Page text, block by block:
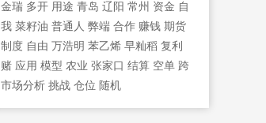
金瑞 多开 用途 青岛 辽阳 常州 资金 自
我 菜籽油 普通人 弊端 合作 赚钱 期货
制度 自由 万浩明 苯乙烯 早籼稻 复利
赌 应用 模型 农业 张家口 结算 空单 跨
市场分析 挑战 仓位 随机